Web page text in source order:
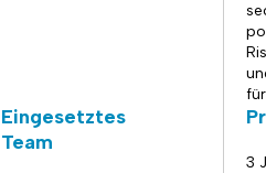
Eingesetztes
Team
3